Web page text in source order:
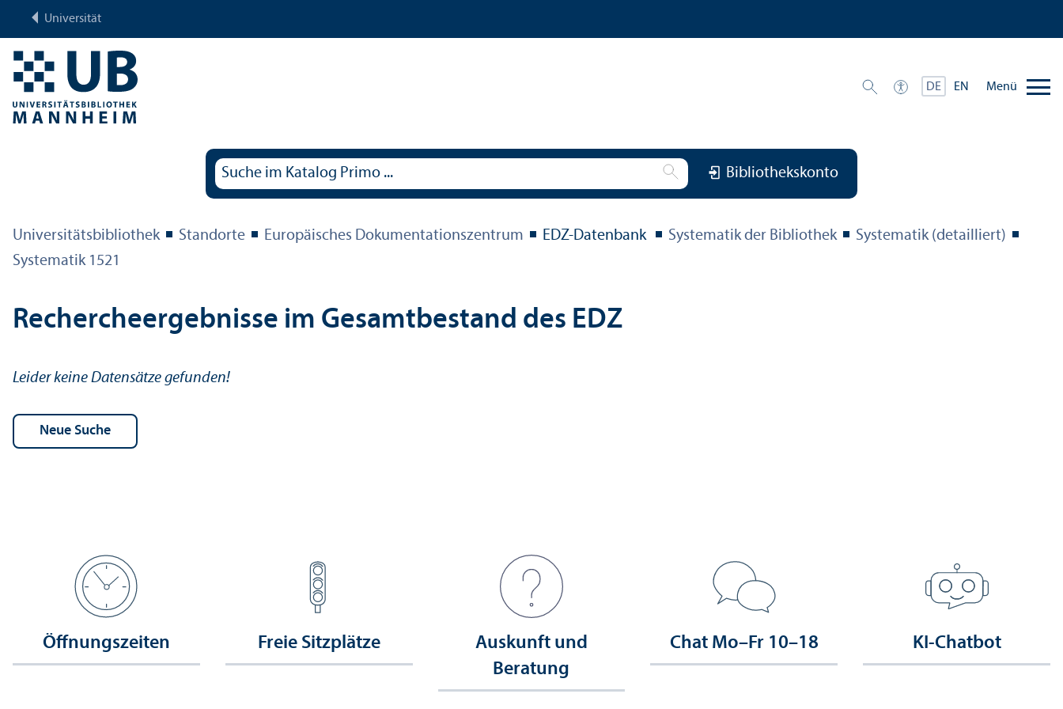
Universität
DE EN Menü
Bibliothekskonto
Universitäts­bibliothek Standorte Europäisches Dokumentations­zentrum EDZ-Datenbank Systematik der Bibliothek
Systematik (detailliert)
Systematik 1521
Rechercheergebnisse im Gesamtbestand des EDZ
Leider keine Datensätze gefunden!
Öffnungs­zeiten Freie Sitzplätze
Auskunft und
Beratung
Chat Mo–Fr 10–18 KI-Chatbot